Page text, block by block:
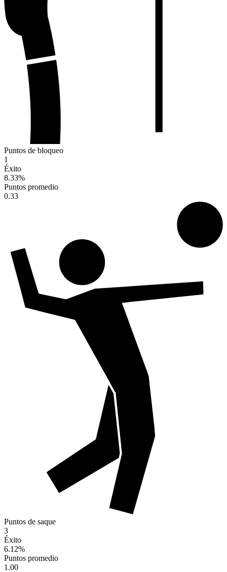
Puntos de bloqueo
1
Éxito
8.33%
Puntos promedio
0.33
Puntos de saque
3
Éxito
6.12%
Puntos promedio
1.00